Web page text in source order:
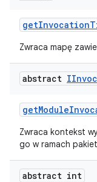
getInvocation
Zwraca mapę
abstract
getModule
Zwraca kontekst
go w ramach
abstract int